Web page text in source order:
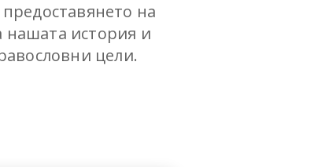
на
нашата история и
цели.